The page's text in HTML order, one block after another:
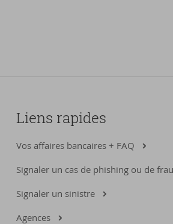
Liens rapides
Vos affaires bancaires + FAQ
Signaler un cas de phishing ou de
Signaler un sinistre
Agences